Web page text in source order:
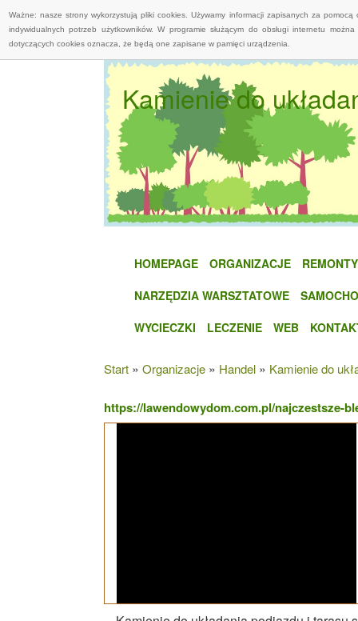
Ważne: nasze strony wykorzystują pliki cookies. Używamy informacji zapisanych za
indywidualnych potrzeb użytkowników. W programie służącym do obsługi internetu
dotyczących cookies oznacza, że będą one zapisane w pamięci urządzenia.
Kamienie do
HOMEPAGE ORGANIZACJE
REMONTY
NARZĘDZIA WARSZTATOWE
WYCIECZKI
LECZENIE WEB
Start » Organizacje » Handel » Kamienie do
https://lawendowydom.com.pl/najczestsze-